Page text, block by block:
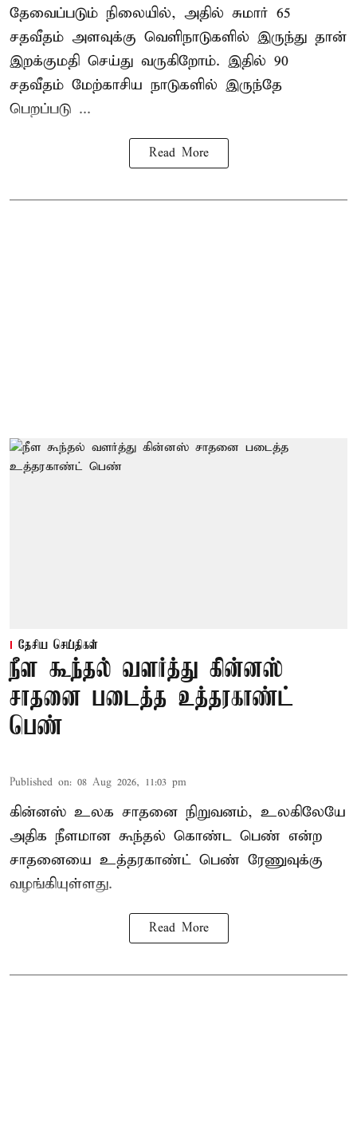
தேவைப்படும் நிலையில், அதில் சுமார் 65
சதவீதம் அளவுக்கு வெளிநாடுகளில் இருந்து தான்
இறக்குமதி செய்து வருகிறோம். இதில் 90
சதவீதம் மேற்காசிய நாடுகளில் இருந்தே
பெறப்படு ...
Read More
தேசிய செய்திகள்
நீள கூந்தல் வளர்த்து கின்னஸ்
சாதனை படைத்த உத்தரகாண்ட்
பெண்
Published on: 08 Aug 2026, 11:03 pm
கின்னஸ் உலக சாதனை நிறுவனம், உலகிலேயே
அதிக நீளமான கூந்தல் கொண்ட பெண் என்ற
சாதனையை உத்தரகாண்ட் பெண் ரேணுவுக்கு
வழங்கியுள்ளது.
Read More